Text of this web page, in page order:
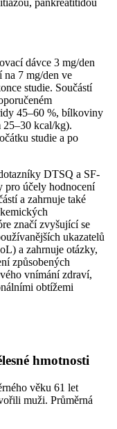
pankreatitidou
dávce 3 mg⁠/⁠den
na 7 mg⁠/⁠den ve
studie. Součástí
45–60 %, bílkoviny
kcal⁠/⁠kg).
studie a po
DTSQ a SF-
pro účely hodnocení
a zahrnuje také
značí zvyšující se
ukazatelů
a zahrnuje otázky,
způsobených
vnímání zdraví,
obtížemi
hmotnosti
věku 61 let
muži. Průměrná